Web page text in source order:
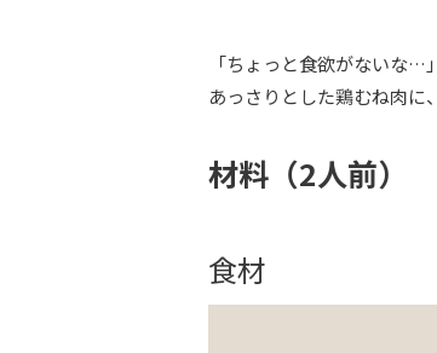
「ちょっと食欲がないな…
あっさりとした鶏むね肉に
材料（2人前）
食材